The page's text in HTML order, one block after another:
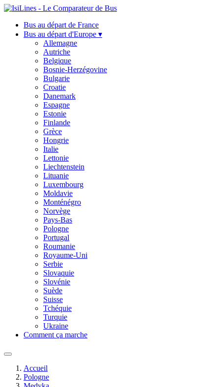
Bus au départ de France
Bus au départ d'Europe ▾
Allemagne
Autriche
Belgique
Bosnie-Herzégovine
Bulgarie
Croatie
Danemark
Espagne
Estonie
Finlande
Grèce
Hongrie
Italie
Lettonie
Liechtenstein
Lituanie
Luxembourg
Moldavie
Monténégro
Norvège
Pays-Bas
Pologne
Portugal
Roumanie
Royaume-Uni
Serbie
Slovaquie
Slovénie
Suède
Suisse
Tchéquie
Turquie
Ukraine
Comment ça marche
Accueil
Pologne